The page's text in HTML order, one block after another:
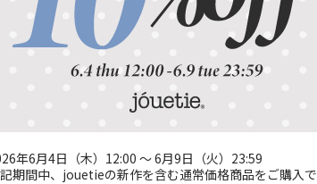
年6月4日（木）12:00 ～ 6月9日（火）23:59
期間中、jouetieの新作を含む通常価格商品をご購入で